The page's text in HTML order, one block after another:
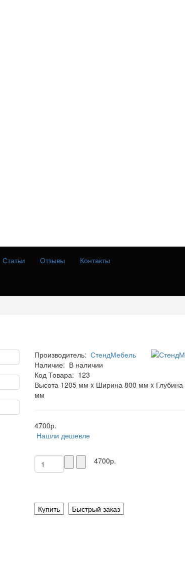
Статьи Отзывы Контакты
Производитель: СтендМебель
Наличие: В наличии
Код Товара: 123
Высота 1205 мм x Ширина 800 мм x Глубина
мм
4700р.
Нашли дешевле
4700р.
Купить Быстрый заказ